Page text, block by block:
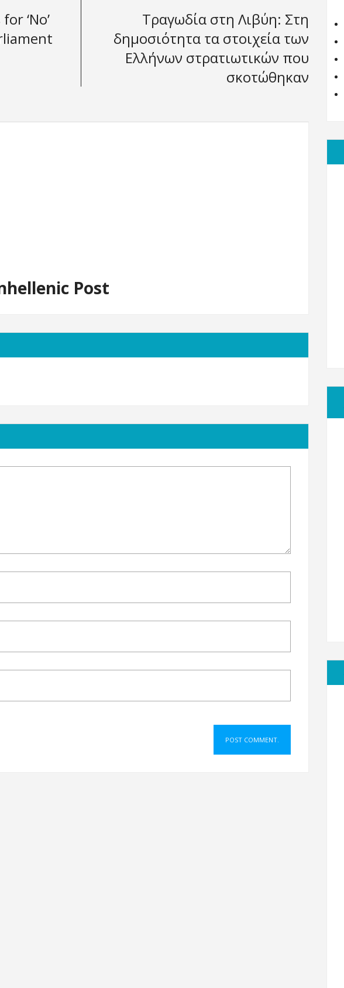
‘No’
Τραγωδία στη Λιβύη: Στη
δημοσιότητα τα στοιχεία των
Ελλήνων στρατιωτικών που
σκοτώθηκαν
Post